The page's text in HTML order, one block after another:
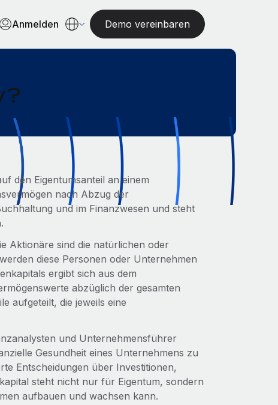
Anmelden Demo vereinbaren
den Eigentumsanteil an einem
nach Abzug der
und im Finanzwesen und steht
Aktionäre sind die natürlichen oder
diese Personen oder Unternehmen
ergibt sich aus dem
abzüglich der gesamten
aufgeteilt, die jeweils eine
und Unternehmensführer
Gesundheit eines Unternehmens zu
Entscheidungen über Investitionen,
steht nicht nur für Eigentum, sondern
aufbauen und wachsen kann.